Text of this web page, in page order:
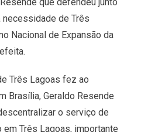
de Três
Nacional de Expansão da
Três Lagoas fez ao
Brasília, Geraldo Resende
o serviço de
Três Lagoas, importante